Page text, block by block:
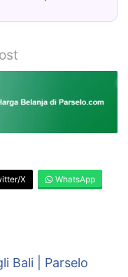
X WhatsApp
Bali | Parselo